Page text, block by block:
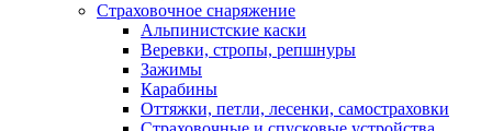
Страховочное снаряжение
Альпинистские каски
Веревки, стропы, репшнуры
Зажимы
Карабины
Оттяжки, петли, лесенки, самостраховки